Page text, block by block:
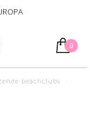
0
beachclubs